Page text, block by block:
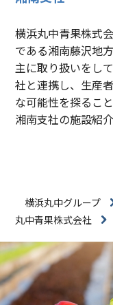
横浜丸中青果株式
である湘南藤沢地
主に取り扱いをし
社と連携し、生産
な可能性を探るこ
湘南支社の施設紹
横浜丸中グループ
丸中青果株式会社